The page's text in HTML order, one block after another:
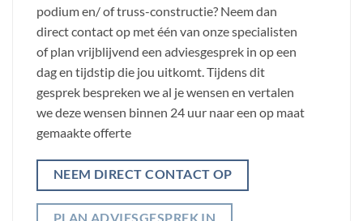
podium en/ of truss-constructie? Neem dan
direct contact op met één van onze specialisten
of plan vrijblijvend een adviesgesprek in op een
dag en tijdstip die jou uitkomt. Tijdens dit
gesprek bespreken we al je wensen en vertalen
we deze wensen binnen 24 uur naar een op maat
gemaakte offerte
NEEM DIRECT CONTACT OP